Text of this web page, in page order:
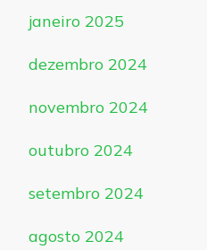
janeiro 2025
dezembro 2024
novembro 2024
outubro 2024
setembro 2024
agosto 2024